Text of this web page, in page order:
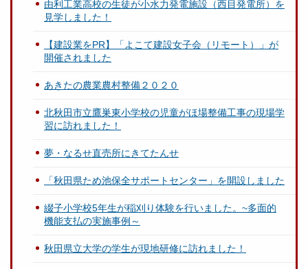
由利工業高校の生徒が小水力発電施設（西目発電所）を
見学しました！
【建設業をPR】「よこて建設女子会（リモート）」が
開催されました
あきたの農業農村整備２０２０
北秋田市立鷹巣東小学校の児童がほ場整備工事の現場学
習に訪れました！
夢・なるせ直売所にきてたんせ
「秋田県ため池保全サポートセンター」を開設しました
綴子小学校5年生が稲刈り体験を行いました。~多面的
機能支払の実施事例～
秋田県立大学の学生が現地研修に訪れました！